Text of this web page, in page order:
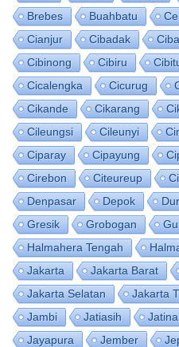
Brebes
Buahbatu
Cianjur
Cibadak
Cibinong
Cibiru
Cicalengka
Cicurug
Cikande
Cikarang
Cileungsi
Cileunyi
Ciparay
Cipayung
Cirebon
Citeureup
Denpasar
Depok
Gresik
Grobogan
Halmahera Tengah
Jakarta
Jakarta Barat
Jakarta Selatan
Jakarta
Jambi
Jatiasih
Jayapura
Jember